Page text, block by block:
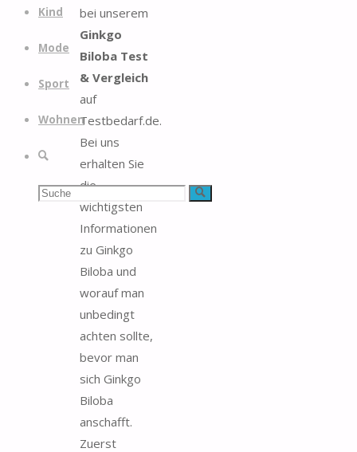
Kind
Mode
Sport
Wohnen
Suchen Suche
bei unserem
Ginkgo
Biloba Test
& Vergleich
auf
Testbedarf.de.
Bei uns
erhalten Sie
die
wichtigsten
Informationen
zu Ginkgo
Biloba und
worauf man
unbedingt
achten sollte,
bevor man
sich Ginkgo
Biloba
anschafft.
Zuerst